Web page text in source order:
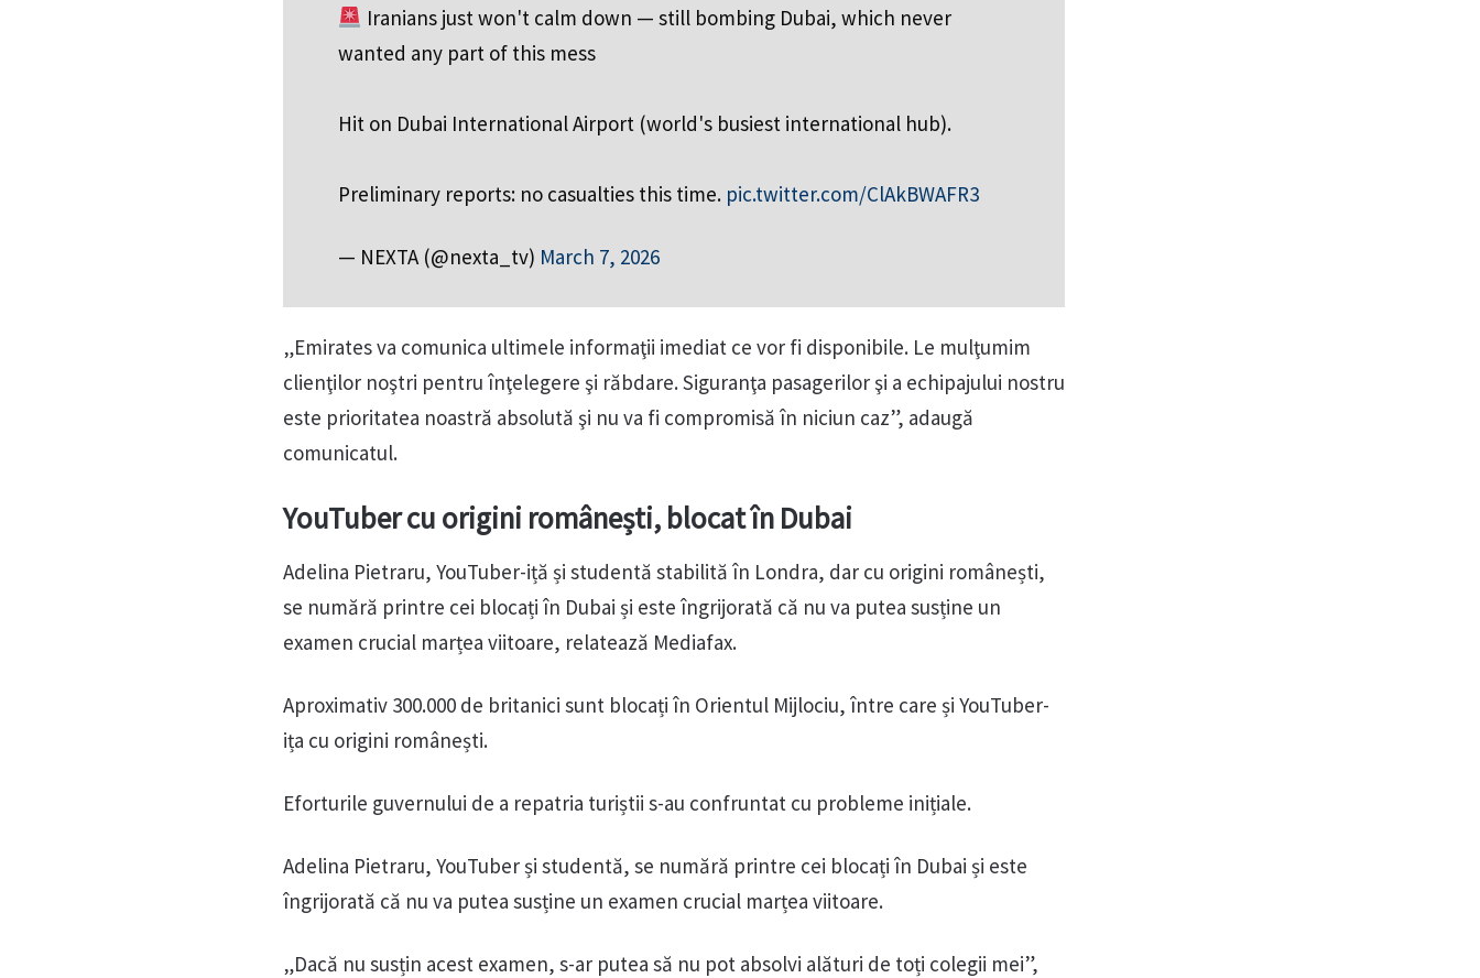
Iranians just won't calm down — still bombing Dubai, which never
wanted any part of this mess
Hit on Dubai International Airport (world's busiest international hub).
Preliminary reports: no casualties this time. pic.twitter.com/ClAkBWAFR3
— NEXTA (@nexta_tv) March 7, 2026
„Emirates va comunica ultimele informaţii imediat ce vor fi disponibile. Le mulţumim
clienţilor noştri pentru înţelegere şi răbdare. Siguranţa pasagerilor şi a echipajului nostru
este prioritatea noastră absolută şi nu va fi compromisă în niciun caz”, adaugă
comunicatul.
YouTuber cu origini românești, blocat în Dubai
Adelina Pietraru, YouTuber-iță și studentă stabilită în Londra, dar cu origini românești,
se numără printre cei blocați în Dubai și este îngrijorată că nu va putea susține un
examen crucial marțea viitoare, relatează Mediafax.
Aproximativ 300.000 de britanici sunt blocați în Orientul Mijlociu, între care și YouTuber-
ița cu origini românești.
Eforturile guvernului de a repatria turiștii s-au confruntat cu probleme inițiale.
Adelina Pietraru, YouTuber și studentă, se numără printre cei blocați în Dubai și este
îngrijorată că nu va putea susține un examen crucial marțea viitoare.
„Dacă nu susțin acest examen, s-ar putea să nu pot absolvi alături de toți colegii mei”,